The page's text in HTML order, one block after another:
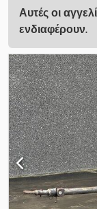
Αυτές οι
ενδιαφέρουν.